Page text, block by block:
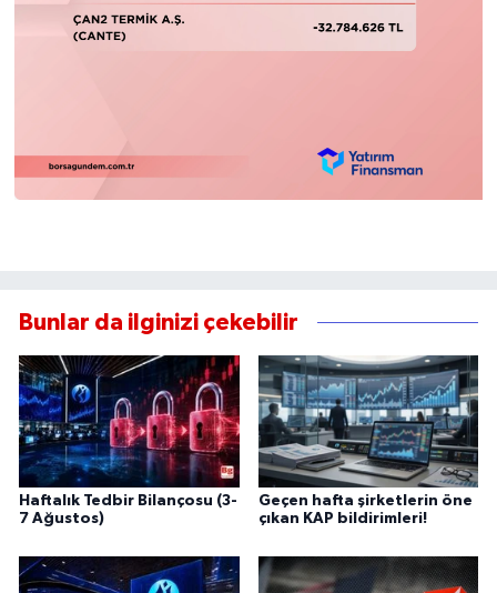
Bunlar da ilginizi çekebilir
Haftalık Tedbir Bilançosu (3-
7 Ağustos)
Geçen hafta şirketlerin öne
çıkan KAP bildirimleri!